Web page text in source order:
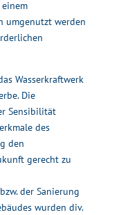
umgenutzt werden
Wasserkraftwerk
Die
Sensibilität
des
den
gerecht zu
der Sanierung
wurden div.